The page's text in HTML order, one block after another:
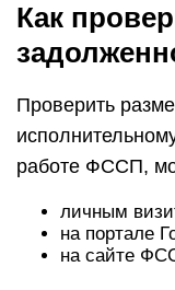
Как
Проверить
работе ФССП,
личным
на портале
на сайте